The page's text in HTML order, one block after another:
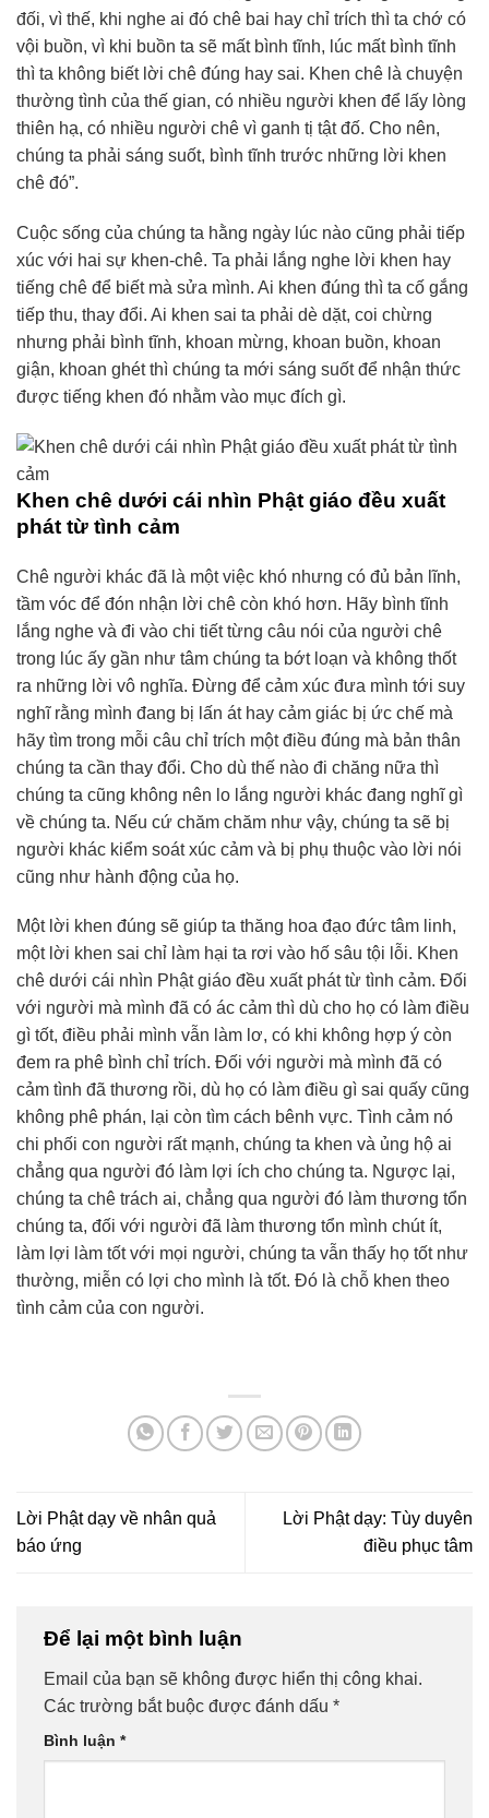
đối, vì thế, khi nghe ai đó chê bai hay chỉ trích thì ta chớ có
vội buồn, vì khi buồn ta sẽ mất bình tĩnh, lúc mất bình tĩnh
thì ta không biết lời chê đúng hay sai. Khen chê là chuyện
thường tình của thế gian, có nhiều người khen để lấy lòng
thiên hạ, có nhiều người chê vì ganh tị tật đố. Cho nên,
chúng ta phải sáng suốt, bình tĩnh trước những lời khen
chê đó”.
Cuộc sống của chúng ta hằng ngày lúc nào cũng phải tiếp
xúc với hai sự khen-chê. Ta phải lắng nghe lời khen hay
tiếng chê để biết mà sửa mình. Ai khen đúng thì ta cố gắng
tiếp thu, thay đổi. Ai khen sai ta phải dè dặt, coi chừng
nhưng phải bình tĩnh, khoan mừng, khoan buồn, khoan
giận, khoan ghét thì chúng ta mới sáng suốt để nhận thức
được tiếng khen đó nhằm vào mục đích gì.
Khen chê dưới cái nhìn Phật giáo đều xuất
phát từ tình cảm
Chê người khác đã là một việc khó nhưng có đủ bản lĩnh,
tầm vóc để đón nhận lời chê còn khó hơn. Hãy bình tĩnh
lắng nghe và đi vào chi tiết từng câu nói của người chê
trong lúc ấy gần như tâm chúng ta bớt loạn và không thốt
ra những lời vô nghĩa. Đừng để cảm xúc đưa mình tới suy
nghĩ rằng mình đang bị lấn át hay cảm giác bị ức chế mà
hãy tìm trong mỗi câu chỉ trích một điều đúng mà bản thân
chúng ta cần thay đổi. Cho dù thế nào đi chăng nữa thì
chúng ta cũng không nên lo lắng người khác đang nghĩ gì
về chúng ta. Nếu cứ chăm chăm như vậy, chúng ta sẽ bị
người khác kiểm soát xúc cảm và bị phụ thuộc vào lời nói
cũng như hành động của họ.
Một lời khen đúng sẽ giúp ta thăng hoa đạo đức tâm linh,
một lời khen sai chỉ làm hại ta rơi vào hố sâu tội lỗi. Khen
chê dưới cái nhìn Phật giáo đều xuất phát từ tình cảm. Đối
với người mà mình đã có ác cảm thì dù cho họ có làm điều
gì tốt, điều phải mình vẫn làm lơ, có khi không hợp ý còn
đem ra phê bình chỉ trích. Đối với người mà mình đã có
cảm tình đã thương rồi, dù họ có làm điều gì sai quấy cũng
không phê phán, lại còn tìm cách bênh vực. Tình cảm nó
chi phối con người rất mạnh, chúng ta khen và ủng hộ ai
chẳng qua người đó làm lợi ích cho chúng ta. Ngược lại,
chúng ta chê trách ai, chẳng qua người đó làm thương tổn
chúng ta, đối với người đã làm thương tổn mình chút ít,
làm lợi làm tốt với mọi người, chúng ta vẫn thấy họ tốt như
thường, miễn có lợi cho mình là tốt. Đó là chỗ khen theo
tình cảm của con người.
Lời Phật dạy về nhân quả
báo ứng
Lời Phật dạy: Tùy duyên
điều phục tâm
Để lại một bình luận
Email của bạn sẽ không được hiển thị công khai.
Các trường bắt buộc được đánh dấu *
Bình luận *